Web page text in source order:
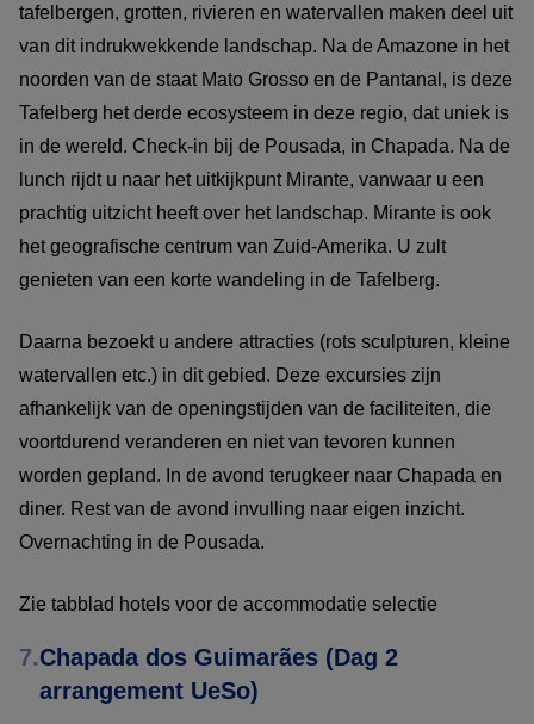
tafelbergen, grotten, rivieren en watervallen maken deel uit
van dit indrukwekkende landschap. Na de Amazone in het
noorden van de staat Mato Grosso en de Pantanal, is deze
Tafelberg het derde ecosysteem in deze regio, dat uniek is
in de wereld. Check-in bij de Pousada, in Chapada. Na de
lunch rijdt u naar het uitkijkpunt Mirante, vanwaar u een
prachtig uitzicht heeft over het landschap. Mirante is ook
het geografische centrum van Zuid-Amerika. U zult
genieten van een korte wandeling in de Tafelberg.
Daarna bezoekt u andere attracties (rots sculpturen, kleine
watervallen etc.) in dit gebied. Deze excursies zijn
afhankelijk van de openingstijden van de faciliteiten, die
voortdurend veranderen en niet van tevoren kunnen
worden gepland. In de avond terugkeer naar Chapada en
diner. Rest van de avond invulling naar eigen inzicht.
Overnachting in de Pousada.
Zie tabblad hotels voor de accommodatie selectie
7.Chapada dos Guimarães (Dag 2
arrangement UeSo)